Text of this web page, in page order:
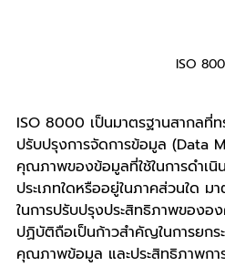
ISO
ISO 8000 เป็นมาตรฐานสากลที่
ปรับปรุงการจัดการข้อมูล (Data
คุณภาพของข้อมูลที่ใช้ในการดำเนิ
ประเภทใดหรืออยู่ในภาคส่วนใด
ในการปรับปรุงประสิทธิภาพของอ
ปฏิบัติถือเป็นก้าวสำคัญในการยกร
คุณภาพข้อมูล และประสิทธิภาพกา